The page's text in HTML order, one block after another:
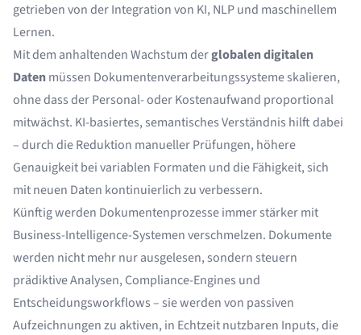
getrieben von der Integration von KI, NLP und maschinellem
Lernen.
Mit dem anhaltenden Wachstum derglobalen digitalen
Datenmüssen Dokumentenverarbeitungssysteme skalieren,
ohne dass der Personal- oder Kostenaufwand proportional
mitwächst. KI-basiertes, semantisches Verständnis hilft dabei
– durch die Reduktion manueller Prüfungen, höhere
Genauigkeit bei variablen Formaten und die Fähigkeit, sich
mit neuen Daten kontinuierlich zu verbessern.
Künftig werden Dokumentenprozesse immer stärker mit
Business-Intelligence-Systemen verschmelzen. Dokumente
werden nicht mehr nur ausgelesen, sondern steuern
prädiktive Analysen, Compliance-Engines und
Entscheidungsworkflows – sie werden von passiven
Aufzeichnungen zu aktiven, in Echtzeit nutzbaren Inputs, die